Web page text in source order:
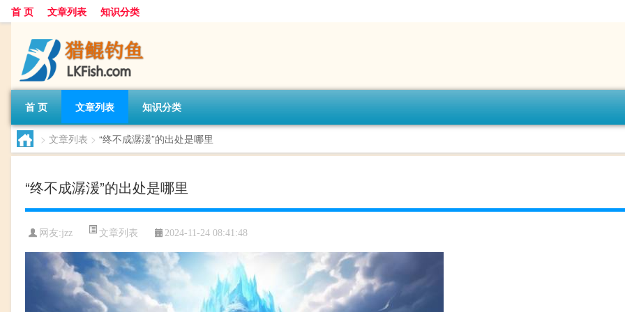
首 页 文章列表 知识分类
首 页 文章列表 知识分类
> 文章列表 > “终不成潺湲”的出处是哪里
“终不成潺湲”的出处是哪里
网友:jzz 文章列表 2024-11-24 08:41:48